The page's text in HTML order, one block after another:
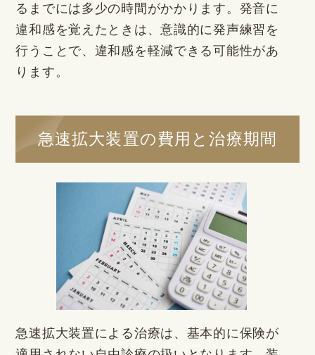
るまでには多少の時間がかかります。発音に
違和感を覚えたときは、意識的に発声練習を
行うことで、違和感を軽減できる可能性があ
ります。
急速拡大装置の費用と治療期間
急速拡大装置による治療は、基本的に保険が